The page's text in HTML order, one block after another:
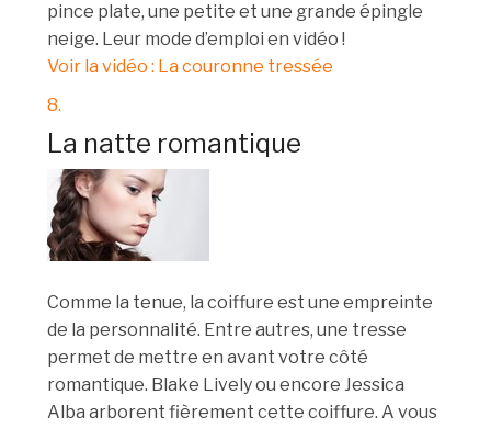
pince plate, une petite et une grande épingle
neige. Leur mode d’emploi en vidéo !
Voir la vidéo : La couronne tressée
8.
La natte romantique
Comme la tenue, la coiffure est une empreinte
de la personnalité. Entre autres, une tresse
permet de mettre en avant votre côté
romantique. Blake Lively ou encore Jessica
Alba arborent fièrement cette coiffure. A vous